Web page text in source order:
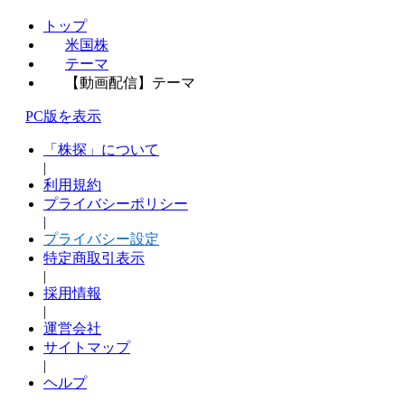
トップ
米国株
テーマ
【動画配信】テーマ
PC版を表示
「株探」について
|
利用規約
プライバシーポリシー
|
プライバシー設定
特定商取引表示
|
採用情報
|
運営会社
サイトマップ
|
ヘルプ